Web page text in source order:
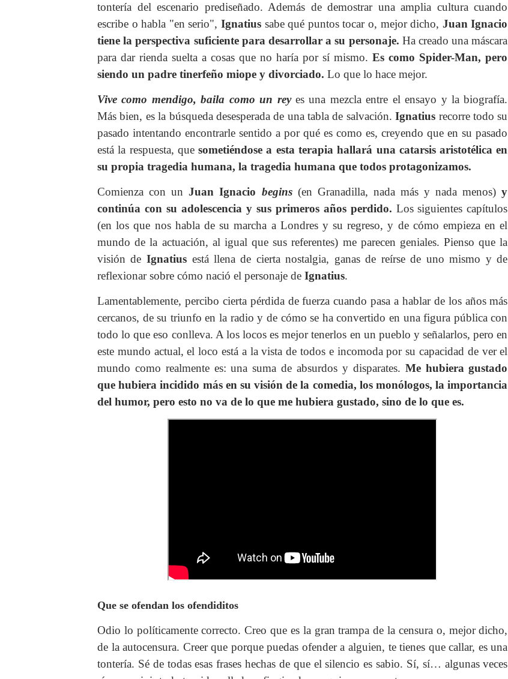
tontería del escenario prediseñado. Además de demostrar una amplia cultura cuando
escribe o habla "en serio", Ignatius sabe qué puntos tocar o, mejor dicho, Juan Ignacio
tiene la perspectiva suficiente para desarrollar a su personaje. Ha creado una máscara
para dar rienda suelta a cosas que no haría por sí mismo. Es como Spider-Man, pero
siendo un padre tinerfeño miope y divorciado. Lo que lo hace mejor.
Vive como mendigo, baila como un reyes una mezcla entre el ensayo y la biografía.
Más bien, es la búsqueda desesperada de una tabla de salvación.Ignatius recorre todo su
pasado intentando encontrarle sentido a por qué es como es, creyendo que en su pasado
está la respuesta, quesometiéndose a esta terapia hallará una catarsis aristotélica en
su propia tragedia humana, la tragedia humana que todos protagonizamos.
Comienza con unJuan Ignacio begins (en Granadilla, nada más y nada menos)y
continúa con su adolescencia y sus primeros años perdido. Los siguientes capítulos
(en los que nos habla de su marcha a Londres y su regreso, y de cómo empieza en el
mundo de la actuación, al igual que sus referentes) me parecen geniales. Pienso que la
visión de Ignatius está llena de cierta nostalgia, ganas de reírse de uno mismo y de
reflexionar sobre cómo nació el personaje de Ignatius.
Lamentablemente, percibo cierta pérdida de fuerza cuando pasa a hablar de los años más
cercanos, de su triunfo en la radio y de cómo se ha convertido en una figura pública con
todo lo que eso conlleva. A los locos es mejor tenerlos en un pueblo y señalarlos, pero en
este mundo actual, el loco está a la vista de todos e incomoda por su capacidad de ver el
mundo como realmente es: una suma de absurdos y disparates. Me hubiera gustado
que hubiera incidido más en su visión de la comedia, los monólogos, la importancia
del humor, pero esto no va de lo que me hubiera gustado, sino de lo que es.
Que se ofendan los ofendiditos
Odio lo políticamente correcto. Creo que es la gran trampa de la censura o, mejor dicho,
de la autocensura. Creer que porque puedas ofender a alguien, te tienes que callar, es una
tontería. Sé de todas esas frases hechas de que el silencio es sabio. Sí, sí… algunas veces